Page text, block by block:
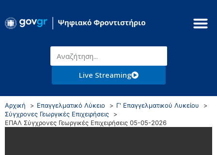
Live Streaming
Αρχική Επαγγελματικό Λύκειο
Γ' Επαγγελματικού Λυκείου
Σύγχρονες Γεωργικές Επιχειρήσεις
ΕΠΑΛ Σύγχρονες Γεωργικές Επιχειρήσεις 05-05-2026